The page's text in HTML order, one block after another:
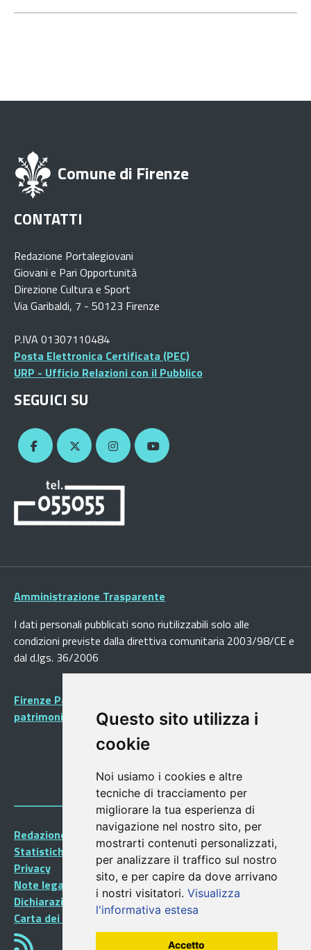
Questo sito utilizza i
cookie
Noi usiamo i cookies e altre
tecniche di tracciamento per
migliorare la tua esperienza di
navigazione nel nostro sito, per
mostrarti contenuti personalizzati,
per analizzare il traffico sul nostro
sito, e per capire da dove arrivano
i nostri visitatori. Visualizza
l'informativa estesa
Accetto
Comune di Firenze
CONTATTI
Redazione Portalegiovani
Giovani e Pari Opportunità
Direzione Cultura e Sport
Via Garibaldi, 7 - 50123 Firenze
P.IVA 01307110484
Posta Elettronica Certificata (PEC)
URP - Ufficio Relazioni con il Pubblico
SEGUICI SU
Amministrazione Trasparente
I dati personali pubblicati sono riutilizzabili solo alle
condizioni previste dalla direttiva comunitaria 2003/98/CE e
dal d.lgs. 36/2006
Firenze Patrimonio Mondiale - Centro storico di Firenze
patrimonio dell’Umanità
Redazione Portalegiovani
Statistiche
Privacy
Note legali
Dichiarazione di accessibilità
Carta dei Servizi